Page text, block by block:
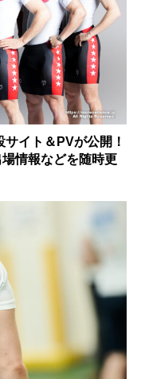
サイト＆PVが公開！
情報などを随時更